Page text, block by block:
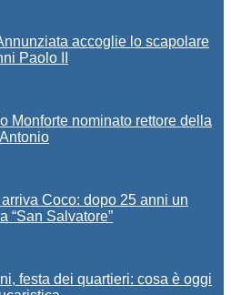
accoglie lo scapolare
Paolo II
Monforte nominato rettore della
Coco: dopo 25 anni un
“San Salvatore”
festa dei quartieri: cosa è oggi